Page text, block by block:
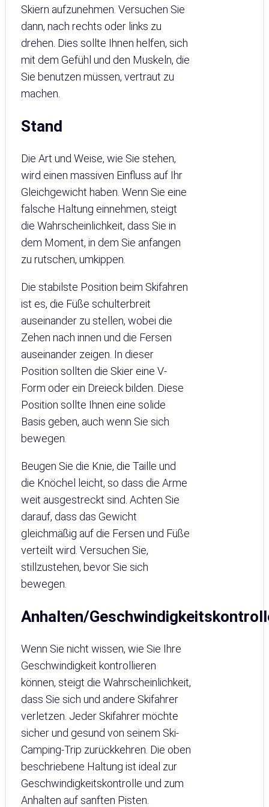
Skiern aufzunehmen. Versuchen Sie
dann, nach rechts oder links zu
drehen. Dies sollte Ihnen helfen, sich
mit dem Gefühl und den Muskeln, die
Sie benutzen müssen, vertraut zu
machen.
Stand
Die Art und Weise, wie Sie stehen,
wird einen massiven Einfluss auf Ihr
Gleichgewicht haben. Wenn Sie eine
falsche Haltung einnehmen, steigt
die Wahrscheinlichkeit, dass Sie in
dem Moment, in dem Sie anfangen
zu rutschen, umkippen.
Die stabilste Position beim Skifahren
ist es, die Füße schulterbreit
auseinander zu stellen, wobei die
Zehen nach innen und die Fersen
auseinander zeigen. In dieser
Position sollten die Skier eine V-
Form oder ein Dreieck bilden. Diese
Position sollte Ihnen eine solide
Basis geben, auch wenn Sie sich
bewegen.
Beugen Sie die Knie, die Taille und
die Knöchel leicht, so dass die Arme
weit ausgestreckt sind. Achten Sie
darauf, dass das Gewicht
gleichmäßig auf die Fersen und Füße
verteilt wird. Versuchen Sie,
stillzustehen, bevor Sie sich
bewegen.
Anhalten/
Wenn Sie nicht wissen, wie Sie Ihre
Geschwindigkeit kontrollieren
können, steigt die Wahrscheinlichkeit,
dass Sie sich und andere Skifahrer
verletzen. Jeder Skifahrer möchte
sicher und gesund von seinem Ski-
Camping-Trip zurückkehren. Die oben
beschriebene Haltung ist ideal zur
Geschwindigkeitskontrolle und zum
Anhalten auf sanften Pisten.